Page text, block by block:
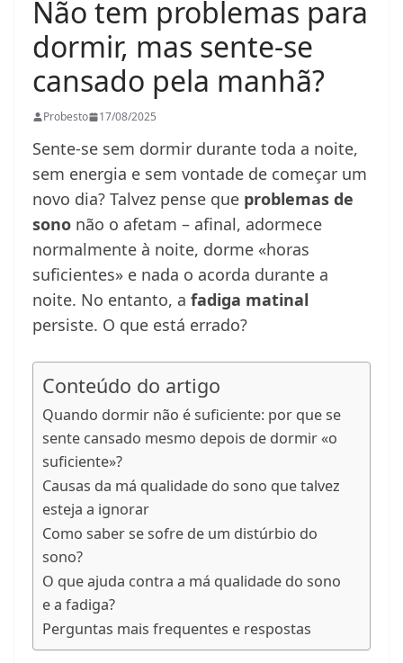
Não tem problemas para
dormir, mas sente-se
cansado pela manhã?
Probesto 17/08/2025
Sente-se sem dormir durante toda a noite,
sem energia e sem vontade de começar um
novo dia? Talvez pense que problemas de
sono não o afetam – afinal, adormece
normalmente à noite, dorme «horas
suficientes» e nada o acorda durante a
noite. No entanto, a fadiga matinal
persiste. O que está errado?
Conteúdo do artigo
Quando dormir não é suficiente: por que se
sente cansado mesmo depois de dormir «o
suficiente»?
Causas da má qualidade do sono que talvez
esteja a ignorar
Como saber se sofre de um distúrbio do
sono?
O que ajuda contra a má qualidade do sono
e a fadiga?
Perguntas mais frequentes e respostas